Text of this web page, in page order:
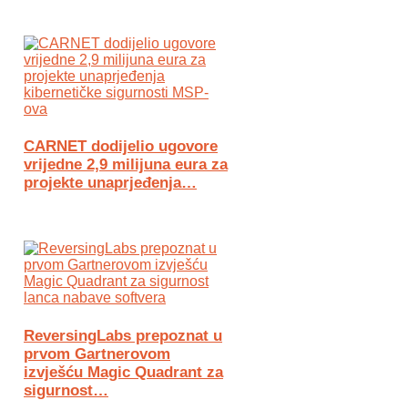
CARNET dodijelio ugovore
vrijedne 2,9 milijuna eura za
projekte unaprjeđenja…
ReversingLabs prepoznat u
prvom Gartnerovom
izvješću Magic Quadrant za
sigurnost…